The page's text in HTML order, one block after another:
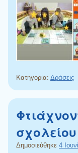
Κατηγορία: Δράσεις
Δημοσιεύθηκε 4